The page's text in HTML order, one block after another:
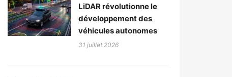
LiDAR révolutionne le
développement des
véhicules autonomes
31 juillet 2026